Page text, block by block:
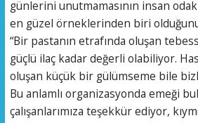
günlerini unutmamasının insan
en güzel örneklerinden biri
“Bir pastanın etrafında oluşan
güçlü ilaç kadar değerli olabiliyor.
oluşan küçük bir gülümseme bile
Bu anlamlı organizasyonda emeği
çalışanlarımıza teşekkür ediyor,